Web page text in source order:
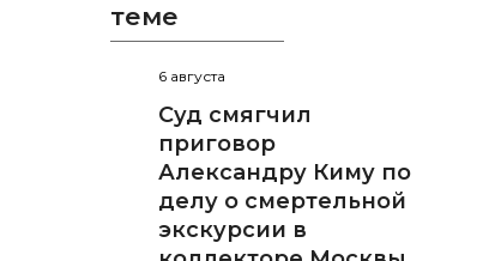
теме
6 августа
Суд смягчил
приговор
Александру Киму по
делу о смертельной
экскурсии в